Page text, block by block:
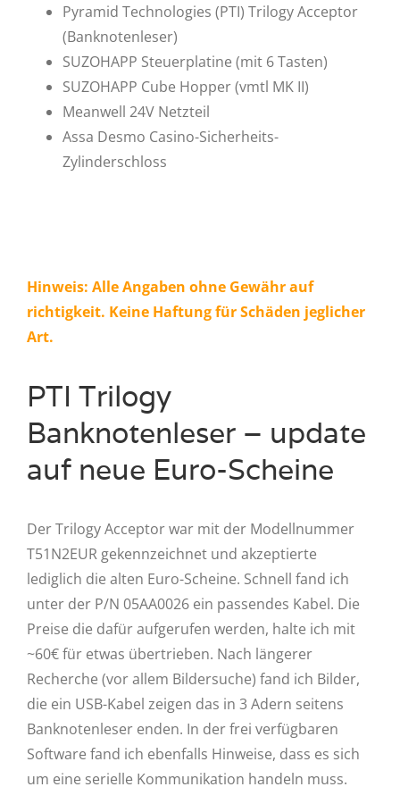
Pyramid Technologies (PTI) Trilogy Acceptor
(Banknotenleser)
SUZOHAPP Steuerplatine (mit 6 Tasten)
SUZOHAPP Cube Hopper (vmtl MK II)
Meanwell 24V Netzteil
Assa Desmo Casino-Sicherheits-
Zylinderschloss
Hinweis: Alle Angaben ohne Gewähr auf
richtigkeit. Keine Haftung für Schäden jeglicher
Art.
PTI Trilogy
Banknotenleser – update
auf neue Euro-Scheine
Der Trilogy Acceptor war mit der Modellnummer
T51N2EUR gekennzeichnet und akzeptierte
lediglich die alten Euro-Scheine. Schnell fand ich
unter der P/N 05AA0026 ein passendes Kabel. Die
Preise die dafür aufgerufen werden, halte ich mit
~60€ für etwas übertrieben. Nach längerer
Recherche (vor allem Bildersuche) fand ich Bilder,
die ein USB-Kabel zeigen das in 3 Adern seitens
Banknotenleser enden. In der frei verfügbaren
Software fand ich ebenfalls Hinweise, dass es sich
um eine serielle Kommunikation handeln muss.